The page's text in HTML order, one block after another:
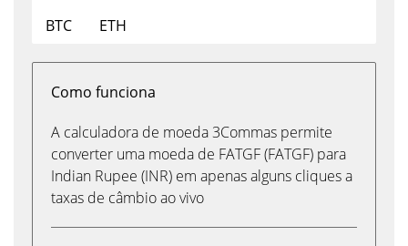
BTC
ETH
Como funciona
A calculadora de moeda 3Commas permite
converter uma moeda de FATGF (FATGF) para
Indian Rupee (INR) em apenas alguns cliques a
taxas de câmbio ao vivo